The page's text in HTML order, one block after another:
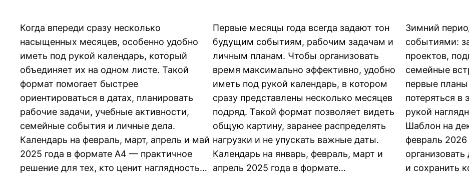
Когда впереди сразу несколько
насыщенных месяцев, особенно удобно
иметь под рукой календарь, который
объединяет их на одном листе. Такой
формат помогает быстрее
ориентироваться в датах, планировать
рабочие задачи, учебные активности,
семейные события и личные дела.
Календарь на февраль, март, апрель и май
2025 года в формате A4 — практичное
решение для тех, кто ценит наглядность…
Первые месяцы года всегда задают тон
будущим событиям, рабочим задачам и
личным планам. Чтобы организовать
время максимально эффективно, удобно
иметь под рукой календарь, в котором
сразу представлены несколько месяцев
подряд. Такой формат позволяет видеть
общую картину, заранее распределять
нагрузки и не упускать важные даты.
Календарь на январь, февраль, март и
апрель 2025 года в формате…
Зимний
событиями:
проектов,
семейные
первые
потеряться
рукой
Шаблон на
февраль 2026
и сохранить